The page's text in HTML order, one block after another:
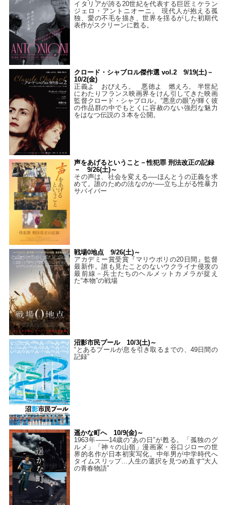
イタリアが誇る20世紀を代表する巨匠ミケラン
ジェロ・アントニオーニ。 現代人が抱える孤
独、愛の不毛を描き、世界を揺るがした初期代
表作がスクリーンに甦る。
クロード・シャブロル傑作選 vol.2 9/19(土)－
10/2(金)
正義よ おびえろ。 悪徳よ 燃えろ。 半世紀
にわたりフランス映画界をけん引してきた映画
監督クロード・シャブロル。“悪意の眼”が輝く彼
の作品群の中でもとくに容赦のない強烈な魅力
をはなつ伝説の３本を公開。
声をあげるということ－性犯罪 刑法改正の記録
－ 9/26(土)～
その声は、社会を変える──ほんとうの正義を求
めて。誰のための法なのか──立ち上がる性暴力
サバイバー
戦場0地点 9/26(土)～
アカデミー賞受賞『マリウポリの20日間』監督
最新作。誰も見たことのないウクライナ侵攻の
最前線－兵士たちのヘルメットカメラが捉え
た“本物”の戦場
沼影市民プール 10/3(土)～
“とあるプールが息を引き取るまでの、49日間の
記録”
遥かな町へ 10/9(金)～
1963年――14歳の“あの日”が甦る。「孤独のグ
ルメ」「神々の山嶺」漫画家・谷口ジローの世
界的名作が日本初実写化。中年男が中学時代へ
タイムスリップ…人生の選択を見つめ直す“大人
の青春物語”